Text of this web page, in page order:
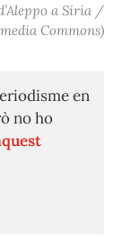
a Síria /
Commons)
en
no ho